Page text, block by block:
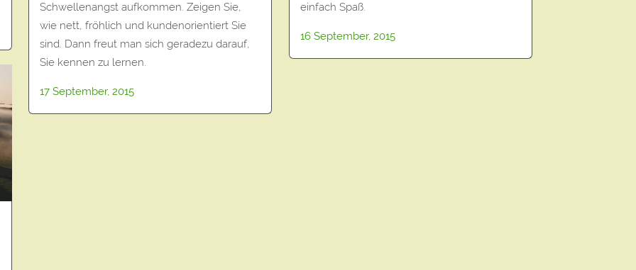
Schwellenangst aufkommen. Zeigen Sie,
wie nett, fröhlich und kundenorientiert Sie
sind. Dann freut man sich geradezu darauf,
Sie kennen zu lernen.
17 September, 2015
einfach Spaß.
16 September, 2015